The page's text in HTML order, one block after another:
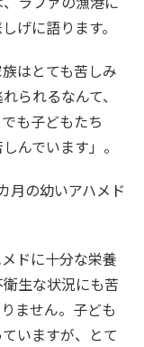
げに語ります。
はとても苦しみ
られるなんて、
も子どもたち
んでいます」。
月の幼いアハメド
ドに十分な栄養
生な状況にも苦
ません。子ども
いますが、とて